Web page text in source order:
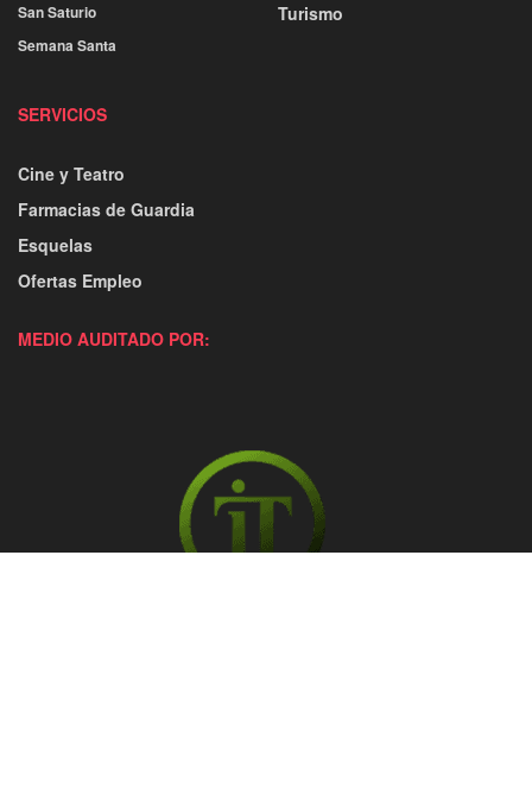
San Saturio
Semana Santa
Turismo
SERVICIOS
Cine y Teatro
Farmacias de Guardia
Esquelas
Ofertas Empleo
MEDIO AUDITADO POR: